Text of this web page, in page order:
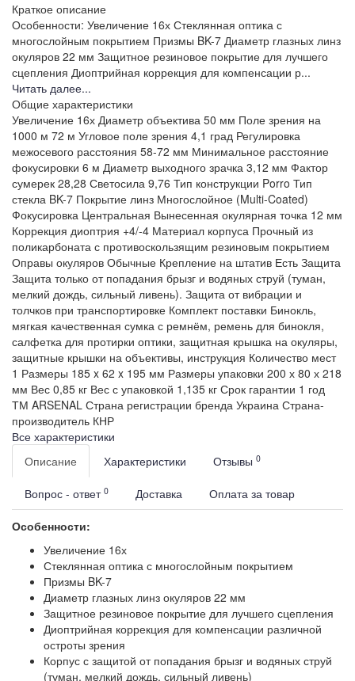
Краткое описание
Особенности: Увеличение 16х Стеклянная оптика с
многослойным покрытием Призмы BK-7 Диаметр глазных линз
окуляров 22 мм Защитное резиновое покрытие для лучшего
сцепления Диоптрийная коррекция для компенсации р...
Читать далее...
Общие характеристики
Увеличение 16х Диаметр объектива 50 мм Поле зрения на
1000 м 72 м Угловое поле зрения 4,1 град Регулировка
межосевого расстояния 58-72 мм Минимальное расстояние
фокусировки 6 м Диаметр выходного зрачка 3,12 мм Фактор
сумерек 28,28 Светосила 9,76 Тип конструкции Porro Тип
стекла BK-7 Покрытие линз Многослойное (Multi-Coated)
Фокусировка Центральная Вынесенная окулярная точка 12 мм
Коррекция диоптрия +4/-4 Материал корпуса Прочный из
поликарбоната с противоскользящим резиновым покрытием
Оправы окуляров Обычные Крепление на штатив Есть Защита
Защита только от попадания брызг и водяных струй (туман,
мелкий дождь, сильный ливень). Защита от вибрации и
толчков при транспортировке Комплект поставки Бинокль,
мягкая качественная сумка с ремнём, ремень для бинокля,
салфетка для протирки оптики, защитная крышка на окуляры,
защитные крышки на объективы, инструкция Количество мест
1 Размеры 185 x 62 x 195 мм Размеры упаковки 200 х 80 х 218
мм Вес 0,85 кг Вес с упаковкой 1,135 кг Срок гарантии 1 год
ТМ ARSENAL Страна регистрации бренда Украина Страна-
производитель КНР
Все характеристики
Описание
Характеристики Отзывы 0
Вопрос - ответ 0 Доставка Оплата за товар
Особенности:
Увеличение 16х
Стеклянная оптика с многослойным покрытием
Призмы BK-7
Диаметр глазных линз окуляров 22 мм
Защитное резиновое покрытие для лучшего сцепления
Диоптрийная коррекция для компенсации различной
остроты зрения
Корпус с защитой от попадания брызг и водяных струй
(туман, мелкий дождь, сильный ливень)